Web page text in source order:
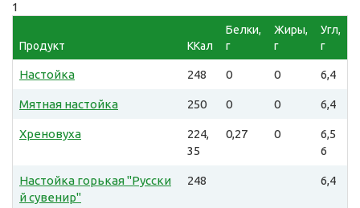
1
Продукт ККал
Белки,
г
Жиры,
г
Угл,
г
Настойка 248 0 0 6,4
Мятная настойка 250 0 0 6,4
Хреновуха
224,
35
0,27 0
6,5
6
Настойка горькая "Русски
й сувенир"
248 6,4